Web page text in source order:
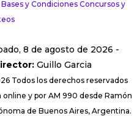
Bases y Condiciones Concursos y
8 de agosto de 2026 -
Guillo Garcia
Todos los derechos reservados
y por AM 990 desde Ramón
de Buenos Aires, Argentina.